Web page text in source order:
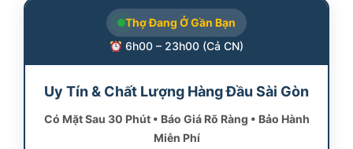
Thợ Đang Ở Gần Bạn
6h00 – 23h00 (Cả CN)
Uy Tín & Chất Lượng Hàng Đầu Sài Gòn
Có Mặt Sau 30 Phút • Báo Giá Rõ Ràng • Bảo Hành
Miễn Phí